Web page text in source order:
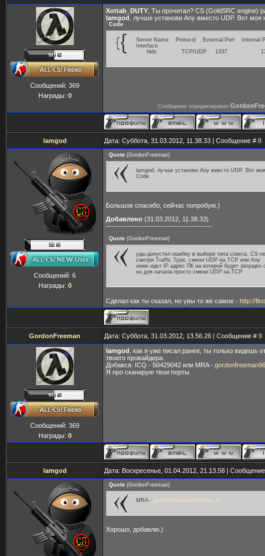
Сообщений: 369
Награды: 0
Xottab_DUTY , Ты прочитал? CS (GoldSRC engine)
lamgod , лучше установи Any вместо UDP. Вот моя
Code
Server Name Protocol External Port Internal
Interface
hlds TCP/UDP 1337
Сообщение отредактировал
lamgod Дата: Суббота, 31.03.2012, 11.38.33 | Сообщение # 8
Сообщений: 6
Награды: 0
Quote (GordonFreeman)
lamgod, лучше установи Any вместо UDP. Вот
Code
Большое спасибо, сейчас попробую.)
Добавлено (31.03.2012, 11.38.33)
---------------------------------------------
Quote (GordonFreeman)
уды допустил ошибку в выборе типа сокета. CS
смотри Traffic Type, смени UDP на TCP или Any
ниже идет IP адрес ПК на которой будет запущен
но для начала просто смени UDP на TCP
Сделал как ты сказал, но увы то же самое - http://
GordonFreeman Дата: Суббота, 31.03.2012, 13.56.26 | Сообщение # 9
Сообщений: 369
Награды: 0
lamgod , как я уже писал ранее, ты только видешь
твоего провайдера.
Добався: ICQ - 50429042 или MRA -
Я про сканирую твои порты
lamgod Дата: Воскресенье, 01.04.2012, 21.13.58 |
Quote (GordonFreeman)
MRA - gordonfreeman96@inbox.ru
Хорошо, добавлю.)